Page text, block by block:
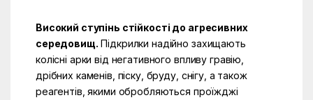
Високий ступінь стійкості до агресивних
середовищ. Підкрилки надійно захищають
колісні арки від негативного впливу гравію,
дрібних каменів, піску, бруду, снігу, а також
реагентів, якими обробляються проїжджі